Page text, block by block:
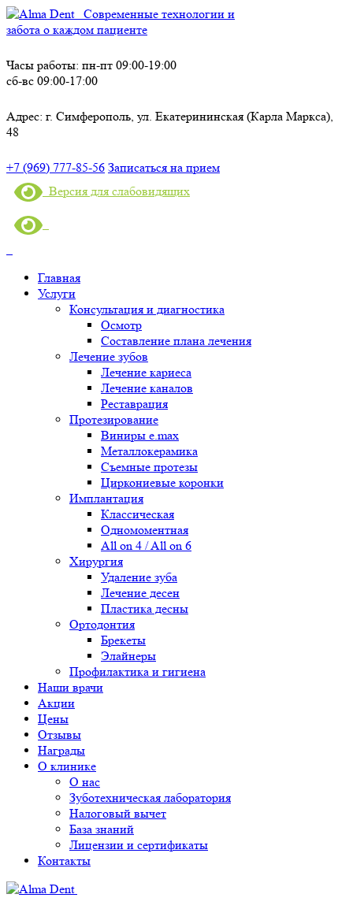
Современные технологии и
забота о каждом пациенте
Часы работы: пн-пт 09:00-19:00
сб-вс 09:00-17:00
Адрес: г. Симферополь, ул. Екатерининская (Карла Маркса),
48
+7 (969) 777-85-56 Записаться на прием
Версия для слабовидящих
Главная
Услуги
Консультация и диагностика
Осмотр
Составление плана лечения
Лечение зубов
Лечение кариеса
Лечение каналов
Реставрация
Протезирование
Виниры e.max
Металлокерамика
Съемные протезы
Циркониевые коронки
Имплантация
Классическая
Одномоментная
All on 4 / All on 6
Хирургия
Удаление зуба
Лечение десен
Пластика десны
Ортодонтия
Брекеты
Элайнеры
Профилактика и гигиена
Наши врачи
Акции
Цены
Отзывы
Награды
О клинике
О нас
Зуботехническая лаборатория
Налоговый вычет
База знаний
Лицензии и сертификаты
Контакты